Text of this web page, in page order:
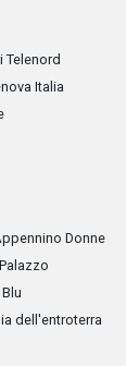
Telenord
Italia
Donne
dell'entroterra